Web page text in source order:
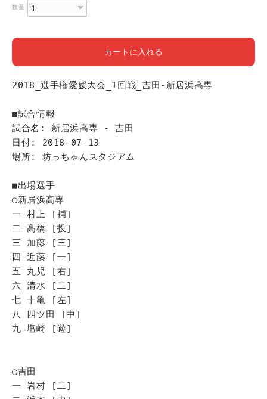
数量
カートに入れる
2018_選手権愛媛大会_1回戦_吉田-新居浜高専
■試合情報
試合名: 新居浜高専 - 吉田
日付: 2018-07-13
場所: 坊っちゃんスタジアム
■出場選手
◯新居浜高専
一 村上 [捕]
二 高橋 [投]
三 加藤 [三]
四 近藤 [一]
五 丸児 [右]
六 清水 [二]
七 十亀 [左]
八 四ツ田 [中]
九 塩崎 [遊]
◯吉田
一 岩村 [二]